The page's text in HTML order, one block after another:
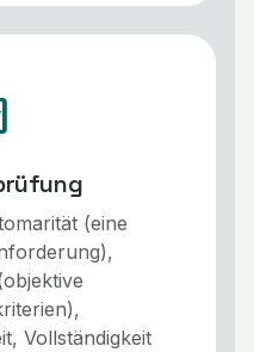
(eine
Vollständigkeit